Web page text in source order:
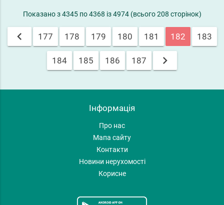
Показано з 4345 по 4368 із 4974 (всього 208 сторінок)
chevron_left 177 178 179 180 181 182 183
184 185 186 187 chevron_right
Інформація
Про нас
Мапа сайту
Контакти
Новини нерухомості
Корисне